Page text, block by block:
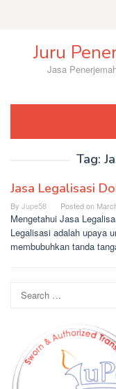
Juru
Jasa
Tag:
Jasa Legalisasi
By Jupe58 Posted on
Mengetahui Jasa
Legalisasi adalah upaya
membubuhkan tanda
for: